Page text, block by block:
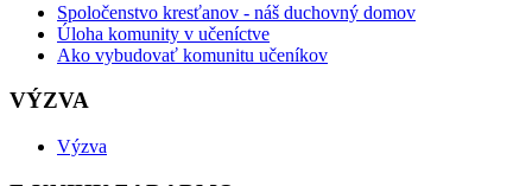
Spoločenstvo kresťanov - náš duchovný domov
Úloha komunity v učeníctve
Ako vybudovať komunitu učeníkov
VÝZVA
Výzva